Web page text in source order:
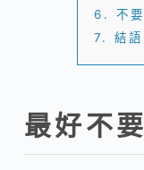
6.
不
7.
結語
最好不